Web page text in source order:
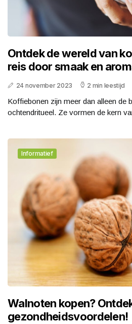
Ontdek de wereld van
reis door smaak en
24 november 2023 2 min leestijd
Koffiebonen zijn meer dan alleen de
ochtendritueel. Ze vormen de kern
Informatief
Walnoten kopen?
gezondheidsvoordelen!